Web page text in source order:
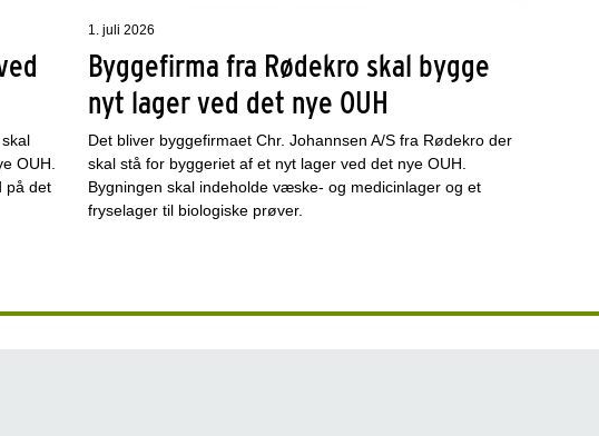
OUH.
på det
1. juli 2026
Byggefirma fra Rødekro skal bygge
nyt lager ved det nye OUH
Det bliver byggefirmaet Chr. Johannsen A/S fra Rødekro der
skal stå for byggeriet af et nyt lager ved det nye OUH.
Bygningen skal indeholde væske- og medicinlager og et
fryselager til biologiske prøver.